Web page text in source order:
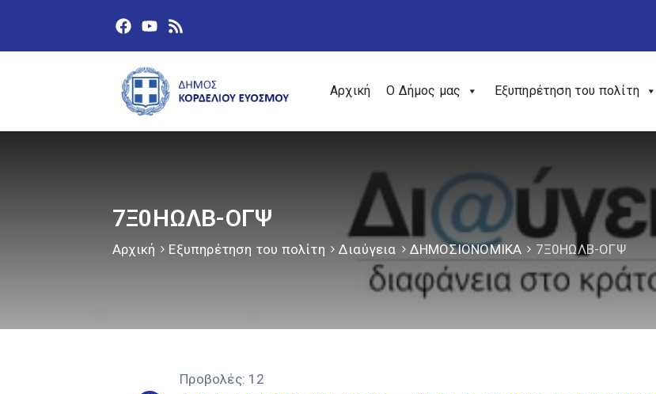
Αρχική Ο Δήμος μας Εξυπηρέτηση του πολίτη
7Ξ0ΗΩΛΒ-ΟΓΨ
Αρχική Εξυπηρέτηση του πολίτη Διαύγεια ΔΗΜΟΣΙΟΝΟΜΙΚΑ 7Ξ0ΗΩΛΒ-ΟΓΨ
Προβολές: 12